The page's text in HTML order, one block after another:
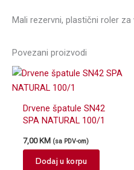
Mali rezervni, plastični roler
Povezani proizvodi
Drvene špatule SN42
SPA NATURAL 100/1
7,00KM (sa PDV-om)
Dodaj u korpu